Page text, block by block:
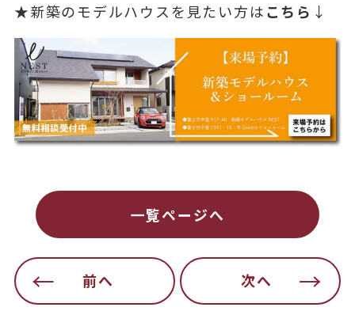
★新築のモデルハウスを見たい方はこちら ↓
前へ
一覧ページへ
次へ